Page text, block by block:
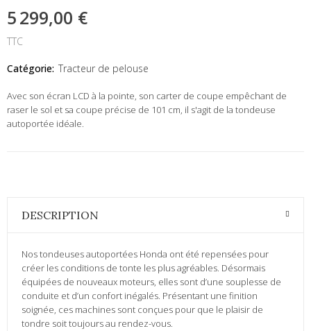
5 299,00 €
TTC
Catégorie: Tracteur de pelouse
Avec son écran LCD à la pointe, son carter de coupe empêchant de
raser le sol et sa coupe précise de 101 cm, il s'agit de la tondeuse
autoportée idéale.
DESCRIPTION
Nos tondeuses autoportées Honda ont été repensées pour
créer les conditions de tonte les plus agréables. Désormais
équipées de nouveaux moteurs, elles sont d’une souplesse de
conduite et d’un confort inégalés. Présentant une finition
soignée, ces machines sont conçues pour que le plaisir de
tondre soit toujours au rendez-vous.